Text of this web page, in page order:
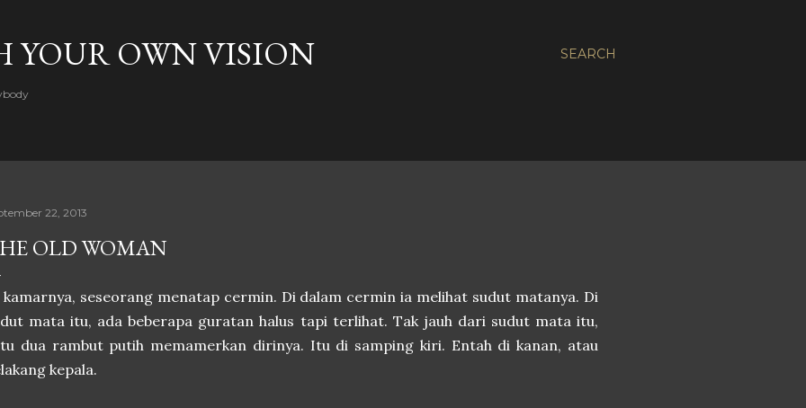
SEARCH
YOUR OWN VISION
22, 2013
OLD WOMAN
kamarnya, seseorang menatap cermin. Di dalam cermin ia melihat sudut matanya. Di
mata itu, ada beberapa guratan halus tapi terlihat. Tak jauh dari sudut mata itu,
dua rambut putih memamerkan dirinya. Itu di samping kiri. Entah di kanan, atau
kepala.